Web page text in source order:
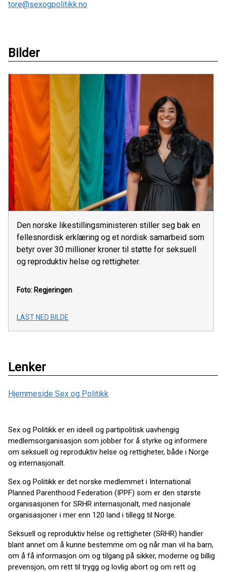
tore@sexogpolitikk.no
Bilder
Den norske likestillingsministeren stiller seg bak en
fellesnordisk erklæring og et nordisk samarbeid som
betyr over 30 millioner kroner til støtte for seksuell
og reproduktiv helse og rettigheter.
Foto: Regjeringen
LAST NED BILDE
Lenker
Hjemmeside Sex og Politikk
Sex og Politikk er en ideell og partipolitisk uavhengig
medlemsorganisasjon som jobber for å styrke og informere
om seksuell og reproduktiv helse og rettigheter, både i Norge
og internasjonalt.
Sex og Politikk er det norske medlemmet i International
Planned Parenthood Federation (IPPF) som er den største
organisasjonen for SRHR internasjonalt, med nasjonale
organisasjoner i mer enn 120 land i tillegg til Norge.
Seksuell og reproduktiv helse og rettigheter (SRHR) handler
blant annet om å kunne bestemme om og når man vil ha barn,
om å få informasjon om og tilgang på sikker, moderne og billig
prevensjon, om rett til trygg og lovlig abort og om rett og